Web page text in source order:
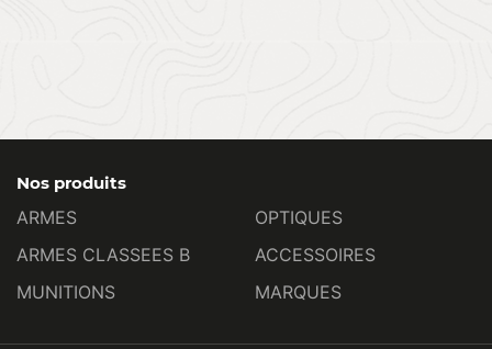
Nos produits
ARMES
ARMES CLASSEES B
MUNITIONS
OPTIQUES
ACCESSOIRES
MARQUES